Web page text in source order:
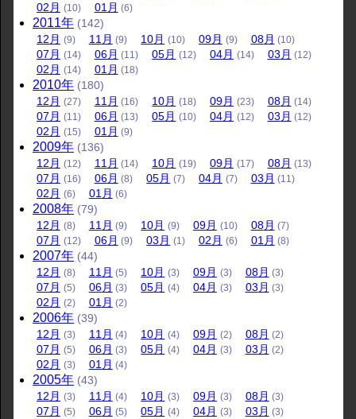
02月 (10) 01月 (6)
2011年 (142)
12月 (9) 11月 (9) 10月 (10) 09月 (9) 08月 (10)
07月 (14) 06月 (11) 05月 (12) 04月 (14) 03月 (12)
02月 (14) 01月 (18)
2010年 (180)
12月 (27) 11月 (16) 10月 (18) 09月 (23) 08月 (14)
07月 (11) 06月 (13) 05月 (10) 04月 (12) 03月 (12)
02月 (15) 01月 (9)
2009年 (136)
12月 (12) 11月 (14) 10月 (19) 09月 (17) 08月 (13)
07月 (16) 06月 (8) 05月 (7) 04月 (7) 03月 (11)
02月 (6) 01月 (6)
2008年 (79)
12月 (8) 11月 (9) 10月 (9) 09月 (10) 08月 (7)
07月 (12) 06月 (9) 03月 (1) 02月 (6) 01月 (8)
2007年 (44)
12月 (8) 11月 (5) 10月 (3) 09月 (3) 08月 (3)
07月 (5) 06月 (3) 05月 (4) 04月 (3) 03月 (3)
02月 (2) 01月 (2)
2006年 (39)
12月 (3) 11月 (4) 10月 (4) 09月 (2) 08月 (2)
07月 (5) 06月 (3) 05月 (4) 04月 (3) 03月 (2)
02月 (3) 01月 (4)
2005年 (43)
12月 (3) 11月 (4) 10月 (3) 09月 (3) 08月 (3)
07月 (5) 06月 (5) 05月 (4) 04月 (3) 03月 (3)